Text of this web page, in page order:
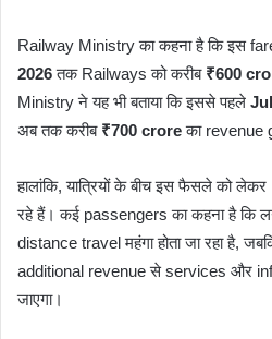
Railway Ministry का कहना है कि इस
2026तक Railways को करीब ₹600
Ministry ने यह भी बताया कि इससे पहले
अब तक करीब ₹700 croreका revenue
हालांकि, यात्रियों के बीच इस फैसले को
रहे हैं। कई passengers का कहना है कि
distance travel महंगा होता जा रहा है,
additional revenue से services और
जाएगा।